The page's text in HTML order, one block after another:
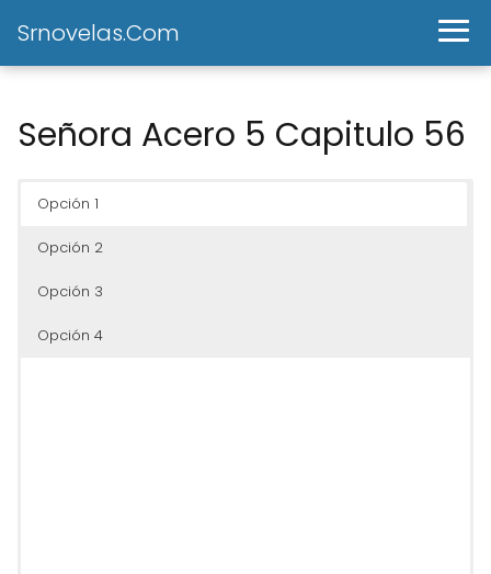
Srnovelas.Com
Señora Acero 5 Capitulo 56
Opción 1
Opción 2
Opción 3
Opción 4